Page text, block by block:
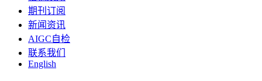
期刊订阅
新闻资讯
AIGC自检
联系我们
English